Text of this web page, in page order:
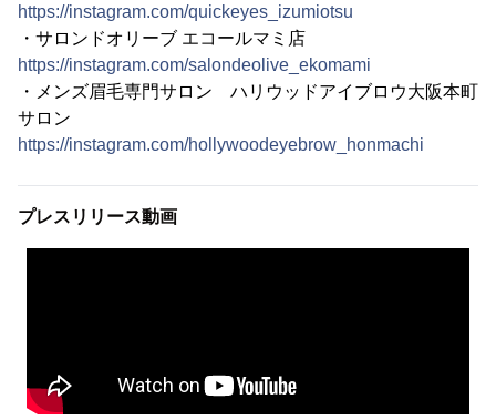
https://instagram.com/quickeyes_izumiotsu
・サロンドオリーブ エコールマミ店
https://instagram.com/salondeolive_ekomami
・メンズ眉毛専門サロン ハリウッドアイブロウ大阪本町
サロン
https://instagram.com/hollywoodeyebrow_honmachi
プレスリリース動画